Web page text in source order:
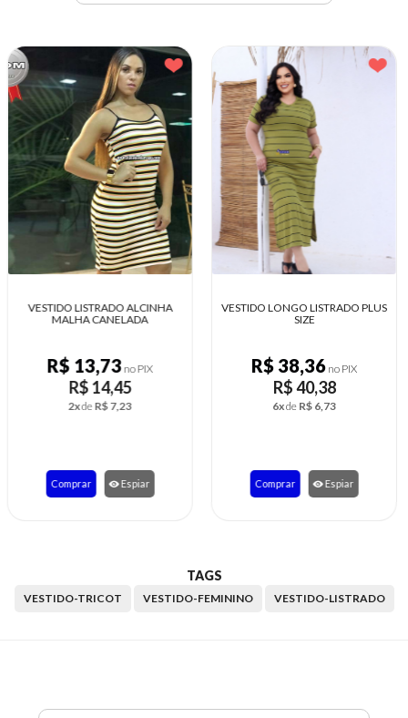
VESTIDO LONGO LISTRADO PLUS
SIZE
R$ 38,36no PIX
R$ 40,38
6xdeR$ 6,73
Comprar Espiar
VESTIDO TRICOT MANGA
PRINCESA
R$ 22,70no PIX
R$ 23,89
4xdeR$ 5,97
Comprar Espiar
TAGS
VESTIDO-TRICOT VESTIDO-FEMININO VESTIDO-LISTRADO